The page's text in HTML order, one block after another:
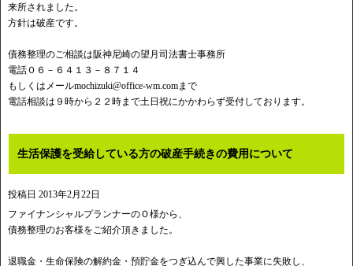
来所されました。
方針は破産です。
債務整理のご相談は阪神尼崎の望月司法書士事務所
電話０６－６４１３－８７１４
もしくはメールmochizuki@office-wm.comまで
電話相談は９時から２２時まで土日祝にかかわらず受付しております。
生活保護を受給している方の破産手続きの費用について
投稿日 2013年2月22日
ファイナンシャルプランナーのＯ様から、
債務整理のお客様をご紹介頂きました。
退職金・生命保険の解約金・預貯金をつぎ込んで興した事業に失敗し、